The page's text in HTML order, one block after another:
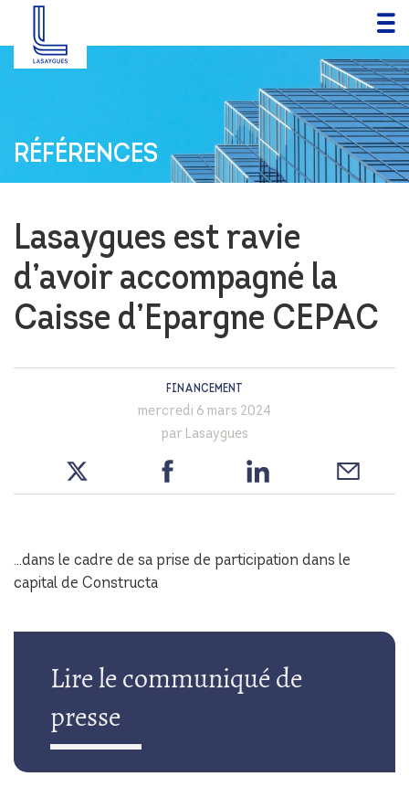
RÉFÉRENCES
Lasaygues est ravie
d’avoir accompagné la
Caisse d’Epargne CEPAC
FINANCEMENT
mercredi 6 mars 2024
par Lasaygues
…dans le cadre de sa prise de participation dans le
capital de Constructa
Lire le communiqué de
presse